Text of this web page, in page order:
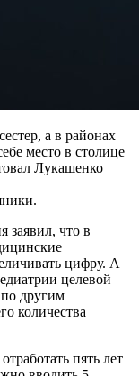
а в районах
место в столице
Лукашенко
заявил, что в
цифру. А
целевой
другим
количества
пять лет